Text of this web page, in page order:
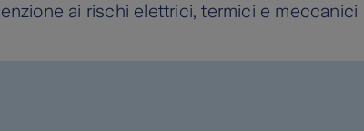
ai rischi elettrici, termici e meccanici